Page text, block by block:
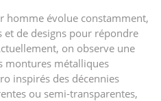
homme évolue constamment,
de designs pour répondre
on observe une
montures métalliques
inspirés des décennies
ou semi-transparentes,